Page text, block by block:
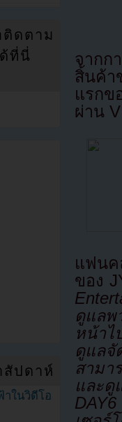
จากก
สิ้นค้า
แรกข
ผ่าน
แฟนค
ของ
ดูแลพ
หน้าไ
ดูแลจั
สามา
และ
ติดตาม
ที่นี่
สัปดาห์
ในวิดีโอ